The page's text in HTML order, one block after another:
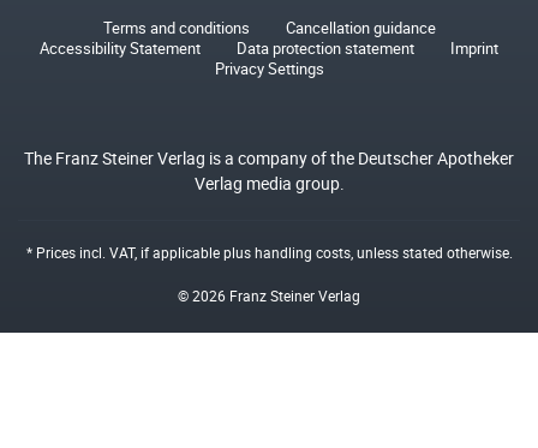
Terms and conditions
Cancellation guidance
Accessibility Statement
Data protection statement
Imprint
Privacy Settings
The Franz Steiner Verlag is a company of the Deutscher Apotheker
Verlag media group.
* Prices incl. VAT, if applicable plushandling costs, unless stated otherwise.
© 2026 Franz Steiner Verlag